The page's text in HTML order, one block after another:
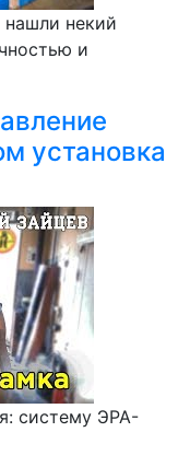
нашли некий
и
установка
систему ЭРА-